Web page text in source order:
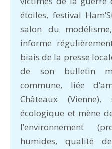
étoiles, festival
salon du
informe
biais de la presse
de son bulletin
commune, liée
Châteaux
écologique et mène
l’environnement
humides, qualité